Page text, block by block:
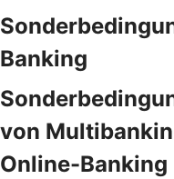
Banking
von
Online-Banking